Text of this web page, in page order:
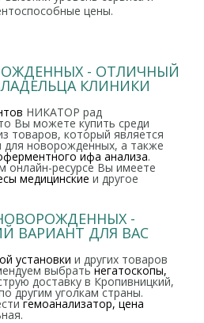
цены.
- ОТЛИЧНЫЙ
КЛИНИКИ
НИКАТОР рад
Вы можете купить среди
товаров, который является
новорожденных, а также
ифа анализа.
онлайн-ресурсе Вы имеете
медицинские и другое
-
ВАРИАНТ ДЛЯ ВАС
установки и других товаров
выбратьнегатоскопы,
доставку в Кропивницкий,
другим уголкам страны.
гемоанализатор, цена